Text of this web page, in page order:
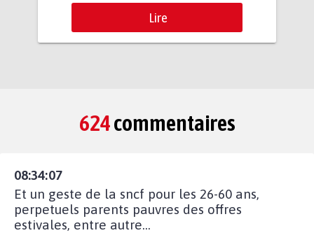
Lire
624commentaires
08:34:07
Et un geste de la sncf pour les 26-60 ans,
perpetuels parents pauvres des offres
estivales, entre autre...